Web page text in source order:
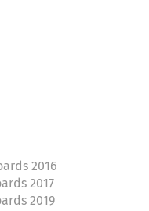
2016
2017
2019